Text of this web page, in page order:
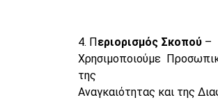
4. Π εριορισμός Σκοπού –
Χρησιμοποιούμε
της
Αναγκαιότητας και της